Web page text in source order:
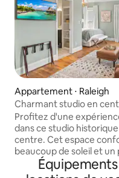
Appartement ⋅ Raleigh
Charmant studio en
Emplacement
Profitez d'une
dans ce studio
centre. Cet espace confortable offre
beaucoup de soleil et un
ouvert avec des
Entièrement rénové